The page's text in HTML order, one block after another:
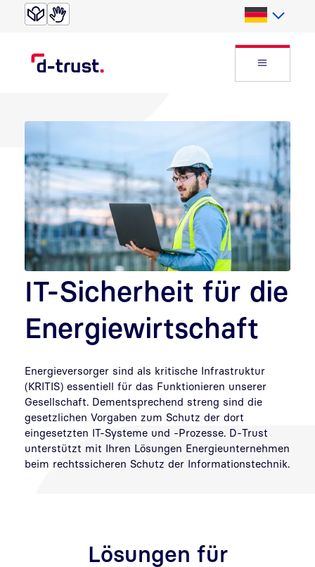
Direkt zur Suche
Direkt zum Inhalt
Deutsch
IT-Sicherheit für die
Energiewirtschaft
Energieversorger sind als kritische Infrastruktur
(KRITIS) essentiell für das Funktionieren unserer
Gesellschaft. Dementsprechend streng sind die
gesetzlichen Vorgaben zum Schutz der dort
eingesetzten IT-Systeme und -Prozesse. D-Trust
unterstützt mit Ihren Lösungen Energieunternehmen
beim rechtssicheren Schutz der Informationstechnik.
Lösungen für